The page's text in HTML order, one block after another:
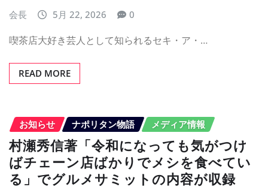
会長 5月 22, 2026 0
喫茶店大好き芸人として知られるセキ・ア・…
READ MORE
お知らせ ナポリタン物語 メディア情報
村瀬秀信著「令和になっても気がつけ
ばチェーン店ばかりでメシを食べてい
る」でグルメサミットの内容が収録